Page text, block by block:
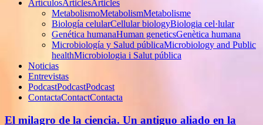
ArtículosArticlesArticles
MetabolismoMetabolismMetabolisme
Biología celularCellular biologyBiologia cel·lular
Genética humanaHuman geneticsGenètica humana
Microbiología y Salud públicaMicrobiology and Public
healthMicrobiologia i Salut pública
Noticias
Entrevistas
PodcastPodcastPodcast
ContactaContactContacta
El milagro de la ciencia. Un antiguo aliado en la